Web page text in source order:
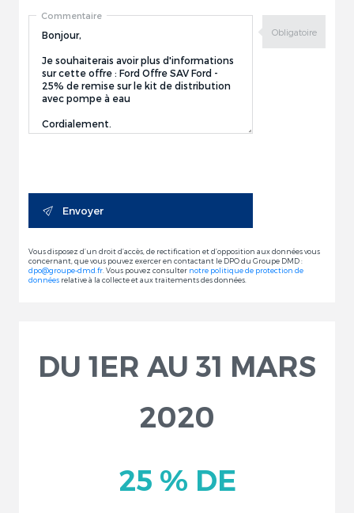
Commentaire
Envoyer
Vous disposez d’un droit d’accès, de rectification et d’opposition aux données vous
concernant, que vous pouvez exercer en contactant le DPO du Groupe DMD :
dpo@groupe-dmd.fr . Vous pouvez consulter notre politique de protection de
données relative à la collecte et aux traitements des données.
DU 1ER AU 31 MARS
2020
25 % DE